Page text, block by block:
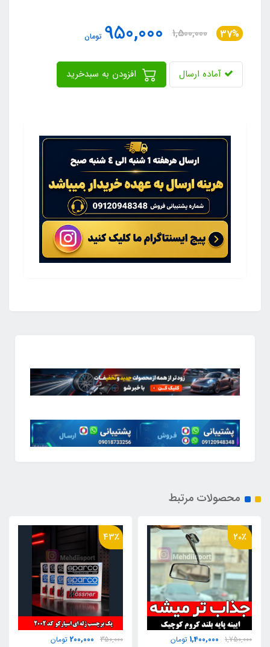
37%
1,500,000
950,000 تومان
آماده ارسال
محصولات مرتبط
43٪
350,000
200,000 تومان
49٪
350,000
180,000 تومان